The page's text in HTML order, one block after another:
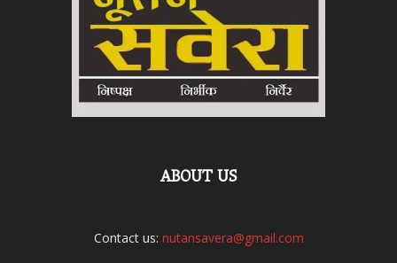
ABOUT US
Contact us: nutansavera@gmail.com